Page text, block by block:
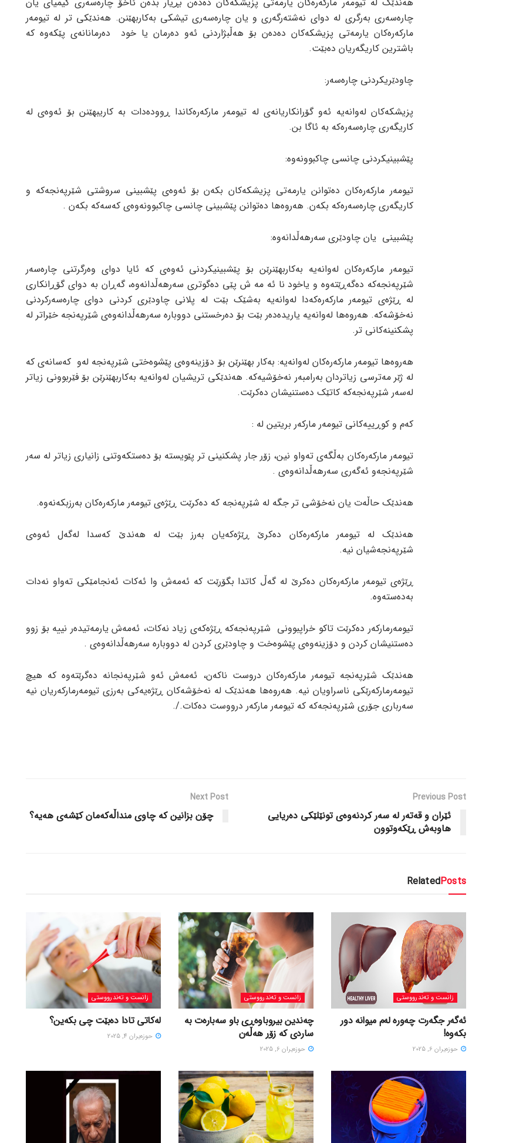
چارەسەری بەرگری لە دوای نەشتەرگەری و یان چارەسەری تیشکی بەکاربهێنن. هەندێکی تر لە تیومەر
مارکەرەکان یارمەتی پزیشکەکان دەدەن بۆ هەڵبژاردنی ئەو دەرمان یا خود دەرمانانەی پێکەوه کە
باشترین کاریگەریان دەبێت.
چاودێریكردنی چارەسەر:
پزیشکەکان لەوانەیە ئەو گۆرانکاریانەی لە تیومەر مارکەرەکاندا ڕوودەدات بە کاریبهێنن بۆ ئەوەی لە
کاریگەری چارەسەرەکە بە ئاگا بن.
پێشبینیکردنی چانسی چاکبوونەوە:
تیومەر مارکەرەکان دەتوانن یارمەتی پزیشکەکان بکەن بۆ ئەوەی پێشبینی سروشتی شێرپەنجەکە و
کاریگەری چارەسەرەکە بکەن. هەروەها دەتوانن پێشبینی چانسی چاکبوونەوەی کەسەکە بکەن .
پێشبینی یان چاودێری سەرهەڵدانەوە:
تیومەر مارکەرەکان لەوانەیە بەکاربهێنرێن بۆ پێشبینیکردنی ئەوەی کە ئایا دوای وەرگرتنی چارەسەر
شێرپەنجەکە دەگەڕێتەوە و یاخود نا ئه مه ش پێی دەگوتری سەرهەڵدانەوە، گەڕان بە دوای گۆڕانکاری
لە ڕێژەی تیومەر مارکەرەکەدا لەوانەیە بەشێک بێت لە پلانی چاودێری کردنی دوای چارەسەرکردنی
نەخۆشەکە. هەروەها لەوانەیە یاریدەدەر بێت بۆ دەرخستنی دووبارە سەرهەڵدانەوەی شێرپەنجە خێراتر لە
پشکنینەکانی تر.
هەروەها تیومەر مارکەرەکان لەوانەیە: بەکار بهێنرێن بۆ دۆزینەوەی پێشوەختی شێرپەنجە لەو کەسانەی کە
لە ژێر مەترسی زیاتردان بەرامبەر نەخۆشیەکە. هەندێکی تریشیان لەوانەیە بەکاربهێنرێن بۆ فێربوونی زیاتر
لەسەر شێرپەنجەکە کاتێک دەستنیشان دەکرێت.
كەم و كوڕییەکانی تیومەر مارکەر بریتین لە :
تیومەر مارکەرەکان بەڵگەی تەواو نین، زۆر جار پشکنینی تر پێویستە بۆ دەستکەوتنی زانیاری زیاتر لە سەر
شێرپەنجەو ئەگەری سەرهەڵدانەوەی .
هەندێک حاڵەت یان نەخۆشی تر جگە لە شێرپەنجە کە دەکرێت ڕێژەی تیومەر مارکەرەکان بەرزبکەنەوە.
هەندێک لە تیومەر مارکەرەکان دەکرێ ڕێژەکەیان بەرز بێت لە هەندێ کەسدا لەگەل ئەوەی
شێرپەنجەشیان نیە.
ڕێژەی تیومەر مارکەرەکان دەکرێ لە گەڵ کاتدا بگۆرێت کە ئەمەش وا ئەکات ئەنجامێکی تەواو نەدات
بەدەستەوە.
تیومەرمارکەر دەکرێت تاکو خراپبوونی شێرپەنجەکە ڕێژەکەی زیاد نەکات، ئەمەش یارمەتیدەر نییه بۆ زوو
دەستنیشان کردن و دۆزینەوەی پێشوەخت و چاودێری کردن لە دووبارە سەرهەڵدانەوەی .
هەندێک شێرپەنجە تیومەر مارکەرەکان دروست ناکەن، ئەمەش ئەو شێرپەنجانە دەگرێتەوە کە هیچ
تیومەرمارکەرێکی ناسراویان نیە. هەروەها هەندێک لە نەخۆشەکان ڕێژەیەکی بەرزی تیومەرمارکەریان نیە
سەرباری جۆری شێرپەنجەکە کە تیومەر مارکەر درووست دەکات./.
Previous Post
ئێران و قەتەر لە سەر کردنەوەی تونێلێکی دەریایی
هاوبەش ڕێکەوتوون
Next Post
چۆن بزانین کە چاوی منداڵەکەمان کێشەی هەیە؟
RelatedPosts
زانست و تەندرووستی
ئەگەر جگەرت چەورە لەم میوانە دور
بکەوە!
حوزه‌یران 6, 2025
زانست و تەندرووستی
چەندین بیروباوەڕی باو سەبارەت بە
ساردی کە زۆر هەڵەن
حوزه‌یران 6, 2025
زانست و تەندرووستی
لەکاتی تادا دەبێت چی بکەین؟
حوزه‌یران 4, 2025